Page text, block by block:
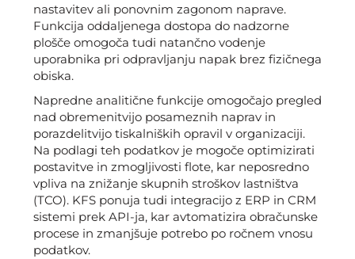
nastavitev ali ponovnim zagonom naprave.
Funkcija oddaljenega dostopa do nadzorne
plošče omogoča tudi natančno vodenje
uporabnika pri odpravljanju napak brez fizičnega
obiska.
Napredne analitične funkcije omogočajo pregled
nad obremenitvijo posameznih naprav in
porazdelitvijo tiskalniških opravil v organizaciji.
Na podlagi teh podatkov je mogoče optimizirati
postavitve in zmogljivosti flote, kar neposredno
vpliva na znižanje skupnih stroškov lastništva
(TCO). KFS ponuja tudi integracijo z ERP in CRM
sistemi prek API-ja, kar avtomatizira obračunske
procese in zmanjšuje potrebo po ročnem vnosu
podatkov.